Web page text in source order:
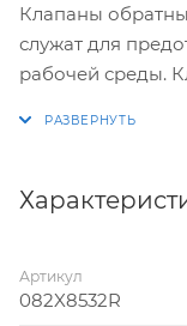
Клапаны
служат для
рабочей среды.
среды 1).
соответствии ТУ
Артикул
082X8532R